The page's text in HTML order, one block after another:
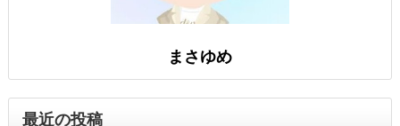
まさゆめ
最近の投稿